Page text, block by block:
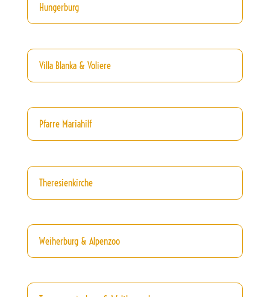
Hungerburg
Villa Blanka & Voliere
Pfarre Mariahilf
Theresienkirche
Weiherburg & Alpenzoo